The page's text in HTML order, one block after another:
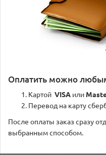
Оплатить можно
Картой VISA или
Перевод на карту
После оплаты заказ сразу
выбранным способом.